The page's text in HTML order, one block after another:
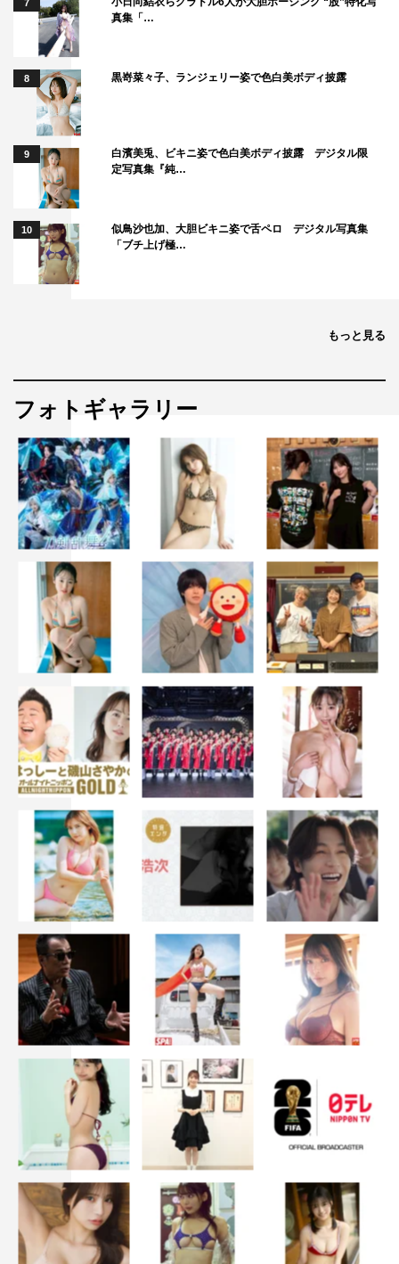
7
真集「…
8 黒嵜菜々子、ランジェリー姿で色白美ボディ披露
9
白濱美兎、ビキニ姿で色白美ボディ披露 デジタル限
定写真集『純…
10
似鳥沙也加、大胆ビキニ姿で舌ペロ デジタル写真集
「ブチ上げ極…
もっと見る
フォトギャラリー